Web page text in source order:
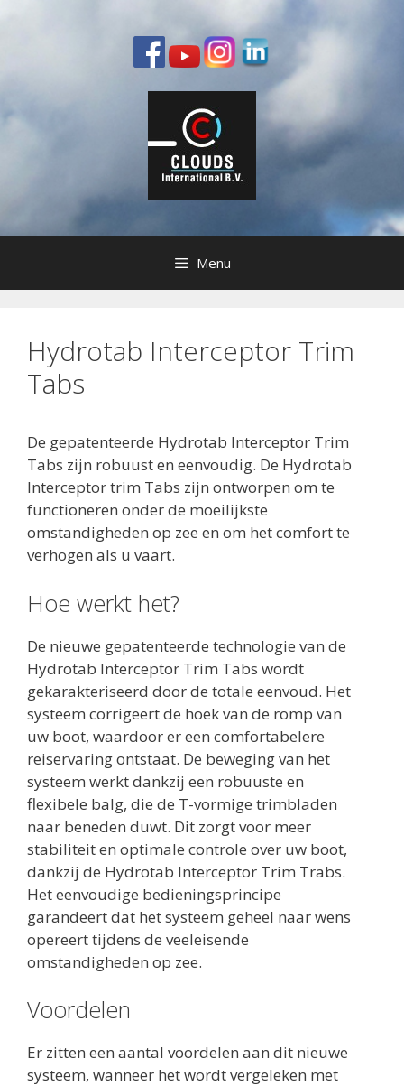
Menu
Hydrotab Interceptor Trim
Tabs
De gepatenteerde Hydrotab Interceptor Trim
Tabs zijn robuust en eenvoudig. De Hydrotab
Interceptor trim Tabs zijn ontworpen om te
functioneren onder de moeilijkste
omstandigheden op zee en om het comfort te
verhogen als u vaart.
Hoe werkt het?
De nieuwe gepatenteerde technologie van de
Hydrotab Interceptor Trim Tabs wordt
gekarakteriseerd door de totale eenvoud. Het
systeem corrigeert de hoek van de romp van
uw boot, waardoor er een comfortabelere
reiservaring ontstaat. De beweging van het
systeem werkt dankzij een robuuste en
flexibele balg, die de T-vormige trimbladen
naar beneden duwt. Dit zorgt voor meer
stabiliteit en optimale controle over uw boot,
dankzij de Hydrotab Interceptor Trim Trabs.
Het eenvoudige bedieningsprincipe
garandeert dat het systeem geheel naar wens
opereert tijdens de veeleisende
omstandigheden op zee.
Voordelen
Er zitten een aantal voordelen aan dit nieuwe
systeem, wanneer het wordt vergeleken met